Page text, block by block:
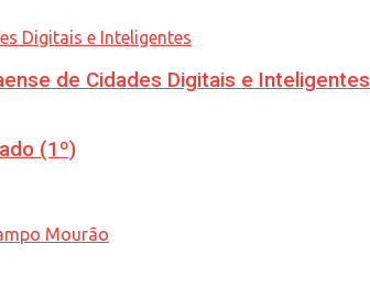
(1º)
de Cidades Digitais e Inteligentes